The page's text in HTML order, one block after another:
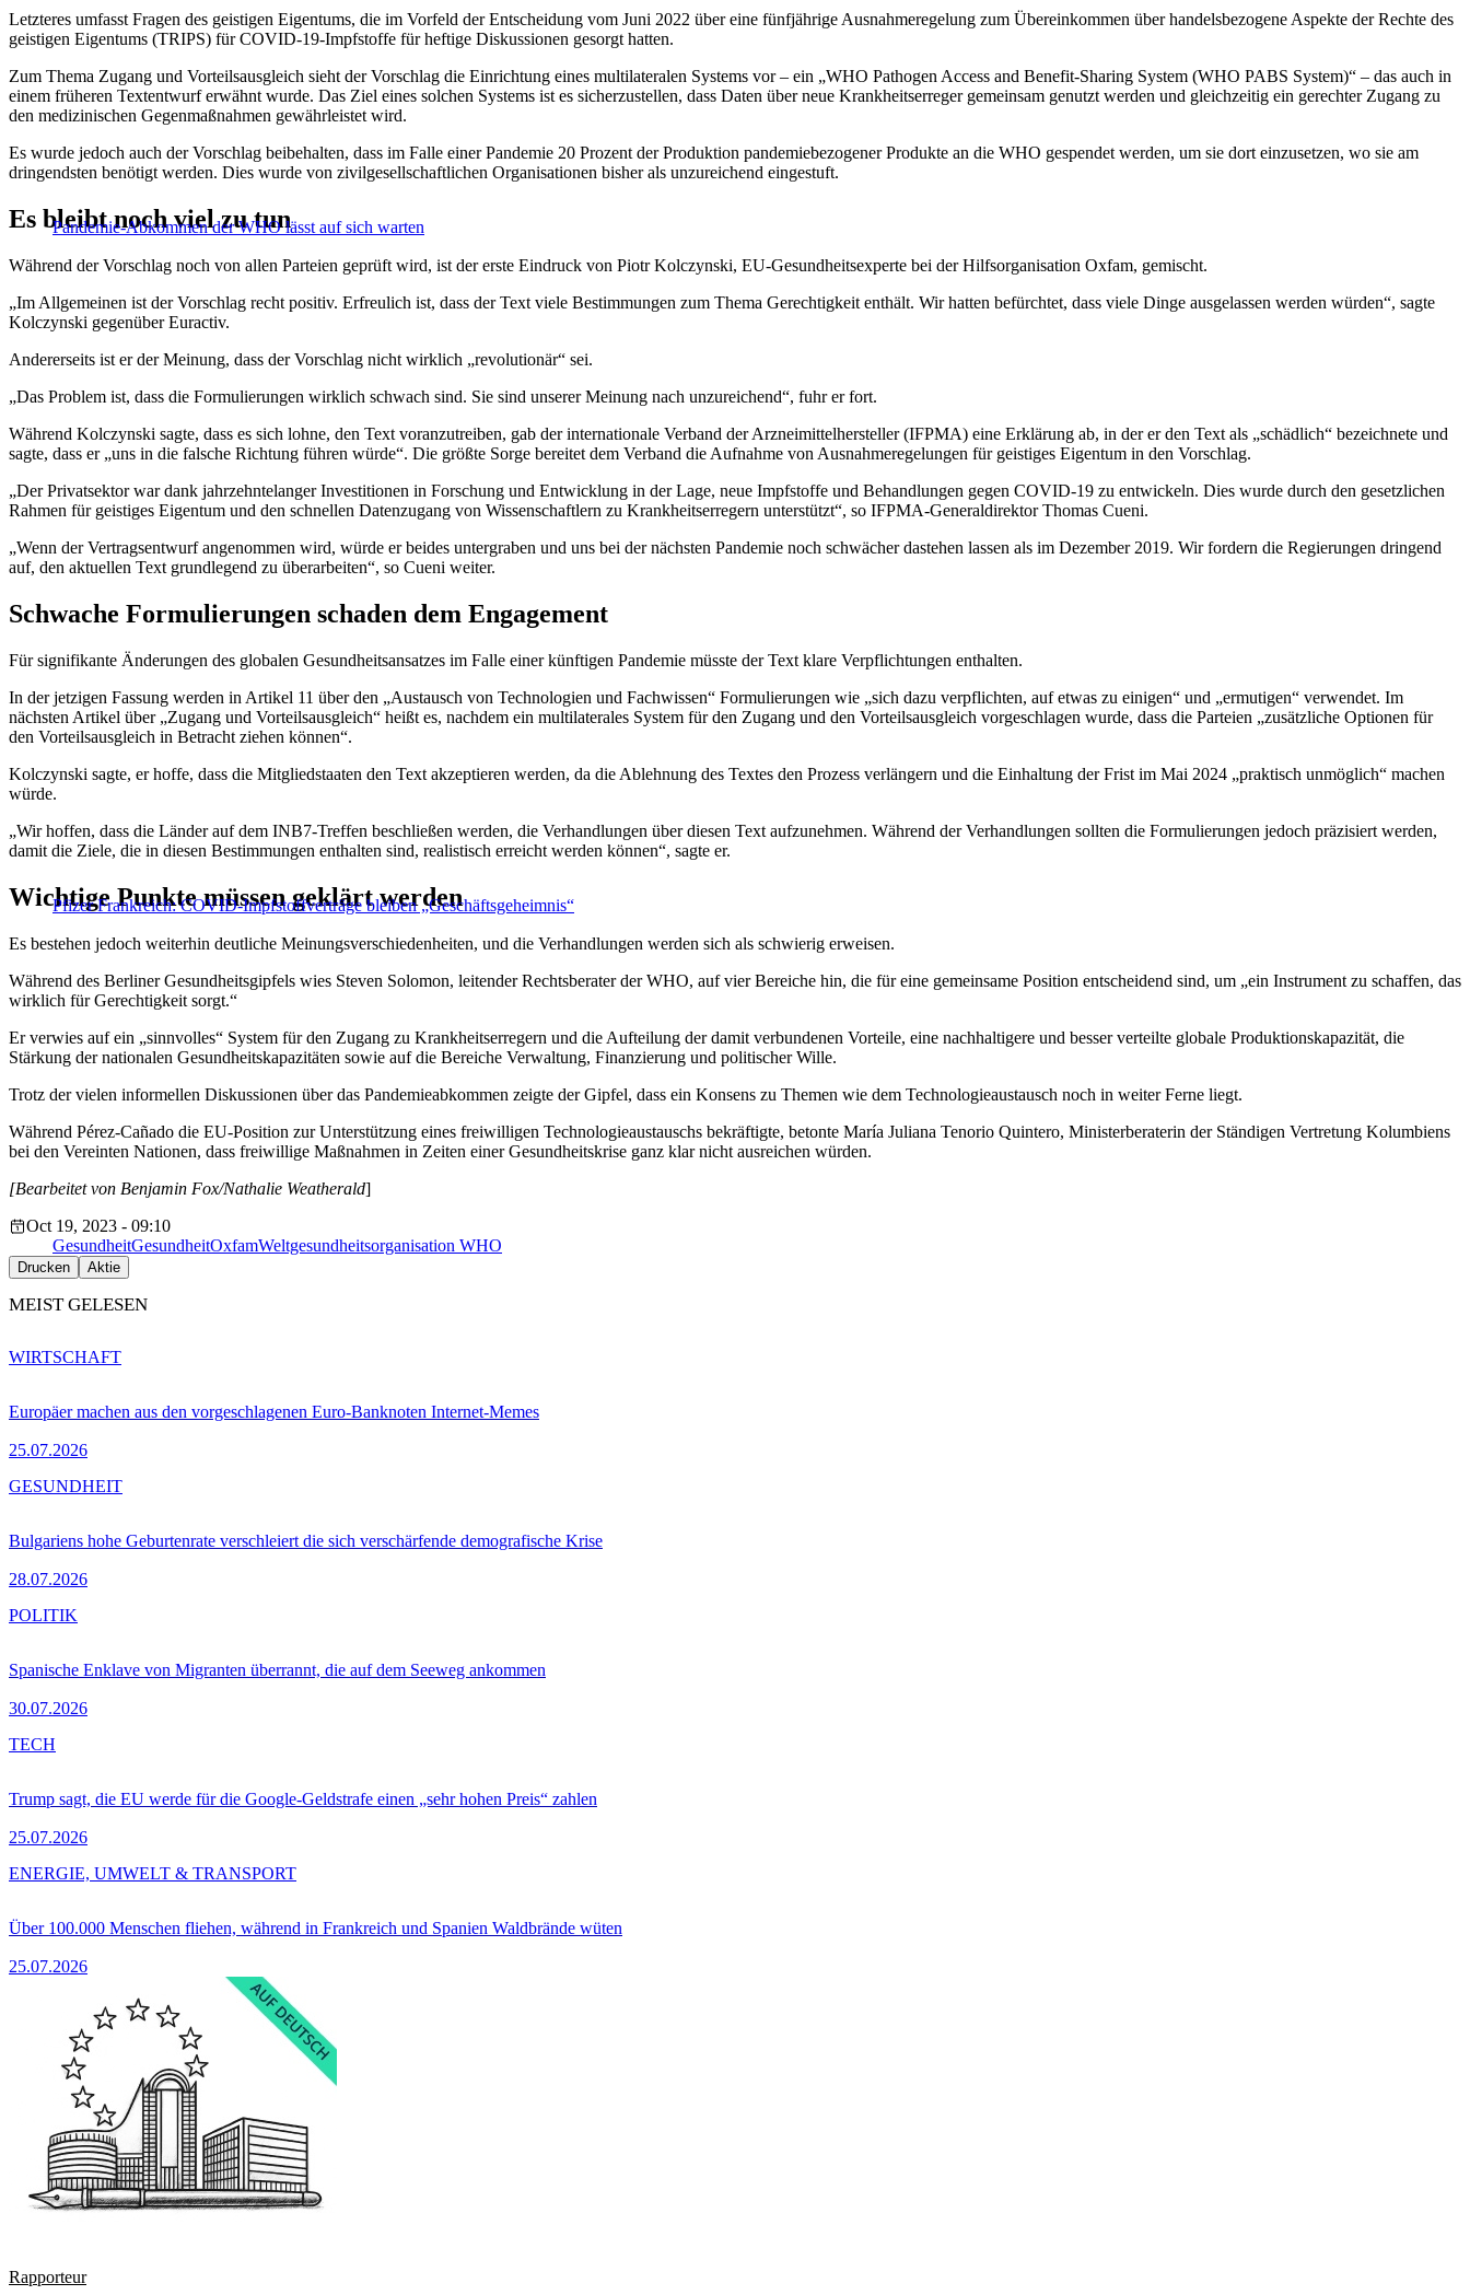
Letzteres umfasst Fragen des geistigen Eigentums, die im Vorfeld der Entscheidung vom Juni 2022 über eine fünfjährige Ausnahmeregelung zum Übereinkommen über handelsbezogene Aspekte der Rechte des
geistigen Eigentums (TRIPS) für COVID-19-Impfstoffe für heftige Diskussionen gesorgt hatten.
Zum Thema Zugang und Vorteilsausgleich sieht der Vorschlag die Einrichtung eines multilateralen Systems vor – ein „WHO Pathogen Access and Benefit-Sharing System (WHO PABS System)“ – das auch in
einem früheren Textentwurf erwähnt wurde. Das Ziel eines solchen Systems ist es sicherzustellen, dass Daten über neue Krankheitserreger gemeinsam genutzt werden und gleichzeitig ein gerechter Zugang zu
den medizinischen Gegenmaßnahmen gewährleistet wird.
Es wurde jedoch auch der Vorschlag beibehalten, dass im Falle einer Pandemie 20 Prozent der Produktion pandemiebezogener Produkte an die WHO gespendet werden, um sie dort einzusetzen, wo sie am
dringendsten benötigt werden. Dies wurde von zivilgesellschaftlichen Organisationen bisher als unzureichend eingestuft.
Pandemie-Abkommen der WHO lässt auf sich warten
Es bleibt noch viel zu tun
Während der Vorschlag noch von allen Parteien geprüft wird, ist der erste Eindruck von Piotr Kolczynski, EU-Gesundheitsexperte bei der Hilfsorganisation Oxfam, gemischt.
„Im Allgemeinen ist der Vorschlag recht positiv. Erfreulich ist, dass der Text viele Bestimmungen zum Thema Gerechtigkeit enthält. Wir hatten befürchtet, dass viele Dinge ausgelassen werden würden“, sagte
Kolczynski gegenüber Euractiv.
Andererseits ist er der Meinung, dass der Vorschlag nicht wirklich „revolutionär“ sei.
„Das Problem ist, dass die Formulierungen wirklich schwach sind. Sie sind unserer Meinung nach unzureichend“, fuhr er fort.
Während Kolczynski sagte, dass es sich lohne, den Text voranzutreiben, gab der internationale Verband der Arzneimittelhersteller (IFPMA) eine Erklärung ab, in der er den Text als „schädlich“ bezeichnete und
sagte, dass er „uns in die falsche Richtung führen würde“. Die größte Sorge bereitet dem Verband die Aufnahme von Ausnahmeregelungen für geistiges Eigentum in den Vorschlag.
„Der Privatsektor war dank jahrzehntelanger Investitionen in Forschung und Entwicklung in der Lage, neue Impfstoffe und Behandlungen gegen COVID-19 zu entwickeln. Dies wurde durch den gesetzlichen
Rahmen für geistiges Eigentum und den schnellen Datenzugang von Wissenschaftlern zu Krankheitserregern unterstützt“, so IFPMA-Generaldirektor Thomas Cueni.
„Wenn der Vertragsentwurf angenommen wird, würde er beides untergraben und uns bei der nächsten Pandemie noch schwächer dastehen lassen als im Dezember 2019. Wir fordern die Regierungen dringend
auf, den aktuellen Text grundlegend zu überarbeiten“, so Cueni weiter.
Schwache Formulierungen schaden dem Engagement
Für signifikante Änderungen des globalen Gesundheitsansatzes im Falle einer künftigen Pandemie müsste der Text klare Verpflichtungen enthalten.
In der jetzigen Fassung werden in Artikel 11 über den „Austausch von Technologien und Fachwissen“ Formulierungen wie „sich dazu verpflichten, auf etwas zu einigen“ und „ermutigen“ verwendet. Im
nächsten Artikel über „Zugang und Vorteilsausgleich“ heißt es, nachdem ein multilaterales System für den Zugang und den Vorteilsausgleich vorgeschlagen wurde, dass die Parteien „zusätzliche Optionen für
den Vorteilsausgleich in Betracht ziehen können“.
Kolczynski sagte, er hoffe, dass die Mitgliedstaaten den Text akzeptieren werden, da die Ablehnung des Textes den Prozess verlängern und die Einhaltung der Frist im Mai 2024 „praktisch unmöglich“ machen
würde.
„Wir hoffen, dass die Länder auf dem INB7-Treffen beschließen werden, die Verhandlungen über diesen Text aufzunehmen. Während der Verhandlungen sollten die Formulierungen jedoch präzisiert werden,
damit die Ziele, die in diesen Bestimmungen enthalten sind, realistisch erreicht werden können“, sagte er.
Pfizer Frankreich: COVID-Impfstoffverträge bleiben „Geschäftsgeheimnis“
Wichtige Punkte müssen geklärt werden
Es bestehen jedoch weiterhin deutliche Meinungsverschiedenheiten, und die Verhandlungen werden sich als schwierig erweisen.
Während des Berliner Gesundheitsgipfels wies Steven Solomon, leitender Rechtsberater der WHO, auf vier Bereiche hin, die für eine gemeinsame Position entscheidend sind, um „ein Instrument zu schaffen, das
wirklich für Gerechtigkeit sorgt.“
Er verwies auf ein „sinnvolles“ System für den Zugang zu Krankheitserregern und die Aufteilung der damit verbundenen Vorteile, eine nachhaltigere und besser verteilte globale Produktionskapazität, die
Stärkung der nationalen Gesundheitskapazitäten sowie auf die Bereiche Verwaltung, Finanzierung und politischer Wille.
Trotz der vielen informellen Diskussionen über das Pandemieabkommen zeigte der Gipfel, dass ein Konsens zu Themen wie dem Technologieaustausch noch in weiter Ferne liegt.
Während Pérez-Cañado die EU-Position zur Unterstützung eines freiwilligen Technologieaustauschs bekräftigte, betonte María Juliana Tenorio Quintero, Ministerberaterin der Ständigen Vertretung Kolumbiens
bei den Vereinten Nationen, dass freiwillige Maßnahmen in Zeiten einer Gesundheitskrise ganz klar nicht ausreichen würden.
[Bearbeitet von Benjamin Fox/Nathalie Weatherald]
Oct 19, 2023 - 09:10
GesundheitGesundheitOxfamWeltgesundheitsorganisation WHO
Drucken Aktie
MEIST GELESEN
Europäer machen aus den vorgeschlagenen Euro-Banknoten Internet-Memes
25.07.2026
WIRTSCHAFT
Bulgariens hohe Geburtenrate verschleiert die sich verschärfende demografische Krise
28.07.2026
GESUNDHEIT
Spanische Enklave von Migranten überrannt, die auf dem Seeweg ankommen
30.07.2026
POLITIK
Trump sagt, die EU werde für die Google-Geldstrafe einen „sehr hohen Preis“ zahlen
25.07.2026
TECH
Über 100.000 Menschen fliehen, während in Frankreich und Spanien Waldbrände wüten
25.07.2026
ENERGIE, UMWELT & TRANSPORT
Rapporteur